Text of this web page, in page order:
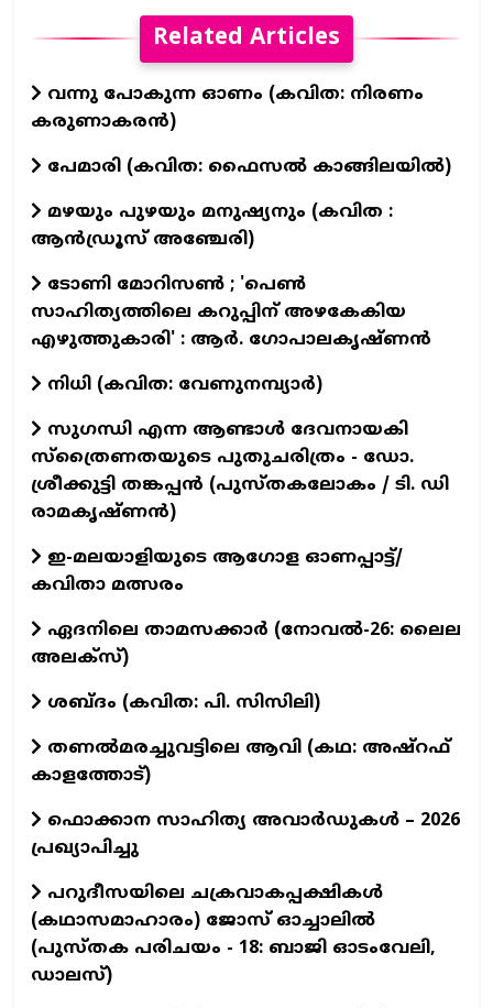
Related Articles
വന്നു പോകുന്ന ഓണം (കവിത: നിരണം
കരുണാകരൻ)
പേമാരി (കവിത: ഫൈസല്‍ കാങ്ങിലയില്‍)
മഴയും പുഴയും മനുഷ്യനും (കവിത :
ആൻഡ്രൂസ് അഞ്ചേരി)
ടോണി മോറിസൺ ; 'പെൺ
സാഹിത്യത്തിലെ കറുപ്പിന് അഴകേകിയ
എഴുത്തുകാരി' : ആർ. ഗോപാലകൃഷ്ണൻ
നിധി (കവിത: വേണുനമ്പ്യാർ)
സുഗന്ധി എന്ന ആണ്ടാള്‍ ദേവനായകി
സ്ത്രൈണതയുടെ പുതുചരിത്രം - ഡോ.
ശ്രീക്കുട്ടി തങ്കപ്പന്‍ (പുസ്തകലോകം / ടി. ഡി
രാമകൃഷ്ണന്‍)
ഇ-മലയാളിയുടെ ആഗോള ഓണപ്പാട്ട്/
കവിതാ മത്സരം
ഏദനിലെ താമസക്കാർ (നോവല്‍-26: ലൈല
അലക്‌സ്)
ശബ്ദം (കവിത: പി. സിസിലി)
തണൽമരച്ചുവട്ടിലെ ആവി (കഥ: അഷ്‌റഫ്
കാളത്തോട്)
ഫൊക്കാന സാഹിത്യ അവാർഡുകൾ – 2026
പ്രഖ്യാപിച്ചു
പറുദീസയിലെ ചക്രവാകപ്പക്ഷികൾ
(കഥാസമാഹാരം) ജോസ് ഓച്ചാലിൽ
(പുസ്തക പരിചയം - 18: ബാജി ഓടംവേലി,
ഡാലസ്)